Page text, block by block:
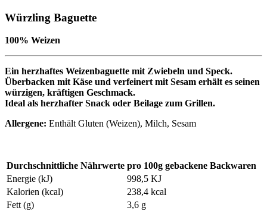
Würzling Baguette
100% Weizen
Ein herzhaftes Weizenbaguette mit Zwiebeln und Speck.
Überbacken mit Käse und verfeinert mit Sesam erhält es seinen
würzigen, kräftigen Geschmack.
Ideal als herzhafter Snack oder Beilage zum Grillen.
Allergene: Enthält Gluten (Weizen), Milch, Sesam
Durchschnittliche Nährwerte pro 100g gebackene Backwaren
Energie (kJ)
998,5 KJ
Kalorien (kcal)
238,4 kcal
Fett (g)
3,6 g